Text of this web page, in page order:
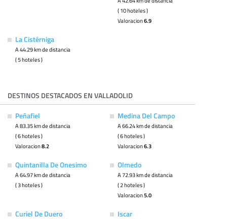
( 10 hoteles )
Valoracion6.9
La Cistérniga
A 44.29 km de distancia
( 5 hoteles )
DESTINOS DESTACADOS EN VALLADOLID
Peñafiel
A 83.35 km de distancia
( 6 hoteles )
Valoracion8.2
Medina Del Campo
A 66.24 km de distancia
( 6 hoteles )
Valoracion6.3
Quintanilla De Onesimo
A 64.97 km de distancia
( 3 hoteles )
Olmedo
A 72.93 km de distancia
( 2 hoteles )
Valoracion5.0
Curiel De Duero Iscar